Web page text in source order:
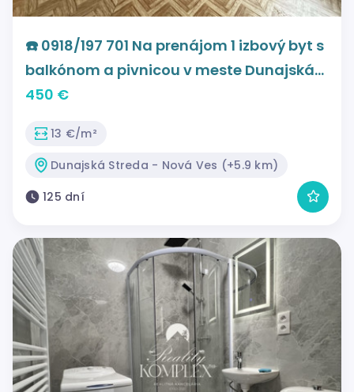
☎️ 0918/197 701 Na prenájom 1 izbový byt s
balkónom a pivnicou v meste Dunajská
Streda, časť Nová Ves - 36 m2
450 €
13 €/m²
Dunajská Streda - Nová Ves (+5.9 km)
125 dní